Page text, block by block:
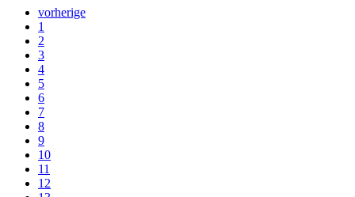
vorherige
1
2
3
4
5
6
7
8
9
10
11
12